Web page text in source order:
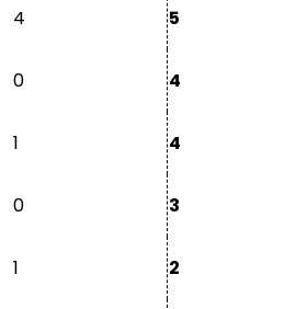
4 5
0 4
1 4
0 3
1 2